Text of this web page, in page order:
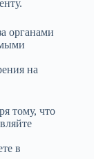
органами
на
тому, что
в